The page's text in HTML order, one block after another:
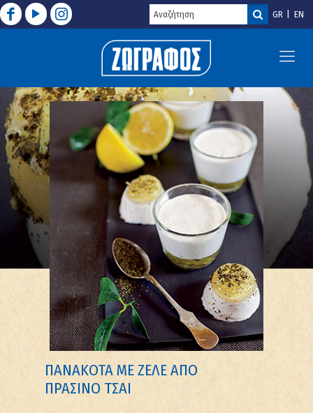
GR EN
ΠΑΝΑΚΟΤΑ ΜΕ ΖΕΛΕ ΑΠΟ
ΠΡΑΣΙΝΟ ΤΣΑΙ